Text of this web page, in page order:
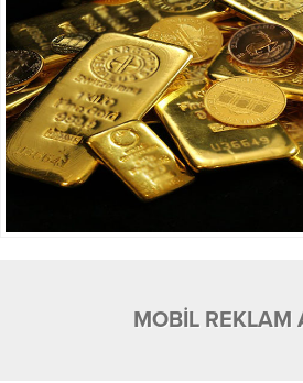
MOBİL REKLAM